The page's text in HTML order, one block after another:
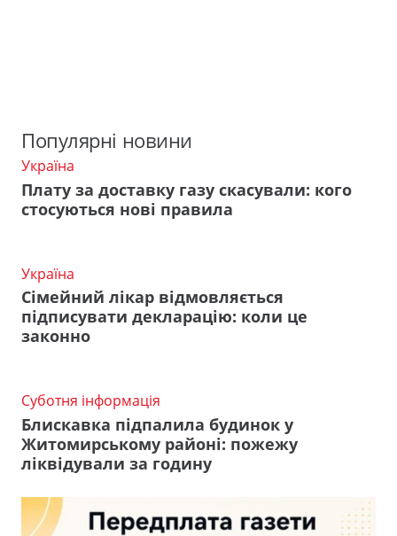
Популярні новини
Україна
Плату за доставку газу скасували: кого
стосуються нові правила
Україна
Сімейний лікар відмовляється
підписувати декларацію: коли це
законно
Суботня інформація
Блискавка підпалила будинок у
Житомирському районі: пожежу
ліквідували за годину